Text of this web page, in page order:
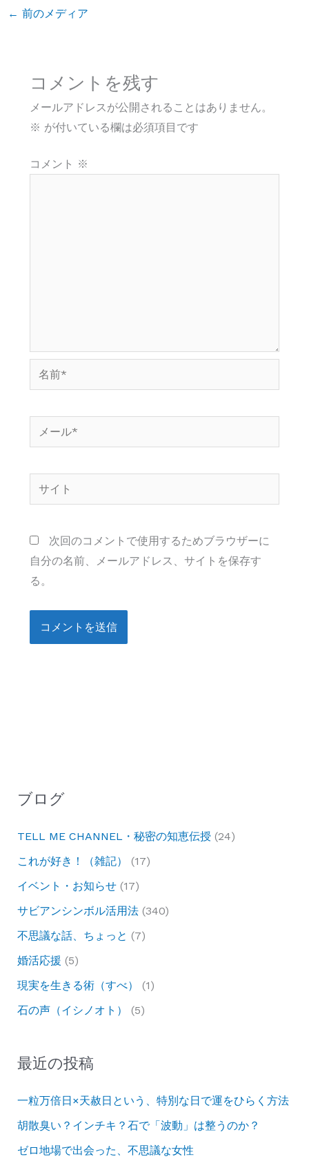
← 前のメディア
コメントを残す
メールアドレスが公開されることはありません。
※ が付いている欄は必須項目です
コメント ※
前
ー
イ
次回のコメントで使用するためブラウザーに
自分の名前、メールアドレス、サイトを保存す
る。
ブログ
TELL ME CHANNEL・秘密の知恵伝授 (24)
これが好き！（雑記）
(17)
イベント・お知らせ(17)
サビアンシンボル活用法(340)
不思議な話、ちょっと (7)
婚活応援 (5)
現実を生きる術（すべ）
(1)
石の声（イシノオト）
(5)
最近の投稿
一粒万倍日×天赦日という、特別な日で運をひらく方法
胡散臭い？インチキ？石で「波動」は整うのか？
ゼロ地場で出会った、不思議な女性